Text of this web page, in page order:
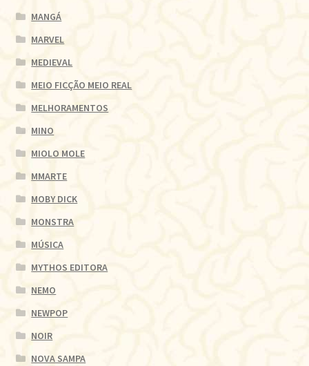
MANGÁ
MARVEL
MEDIEVAL
MEIO FICÇÃO MEIO REAL
MELHORAMENTOS
MINO
MIOLO MOLE
MMARTE
MOBY DICK
MONSTRA
MÚSICA
MYTHOS EDITORA
NEMO
NEWPOP
NOIR
NOVA SAMPA